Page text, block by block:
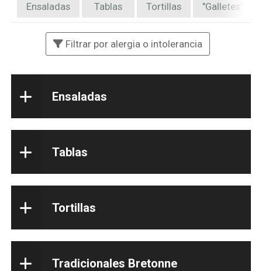
Ensaladas Tablas Tortillas "Galletes" de
Filtrar por alergia o intolerancia
Ensaladas
Tablas
Tortillas
Tradicionales Bretonne